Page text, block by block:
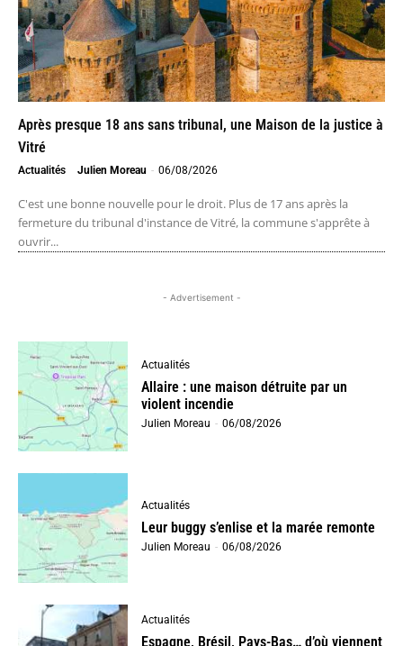
Après presque 18 ans sans tribunal, une Maison de la justice à
Vitré
Actualités Julien Moreau - 06/08/2026
C'est une bonne nouvelle pour le droit. Plus de 17 ans après la
fermeture du tribunal d'instance de Vitré, la commune s'apprête à
ouvrir...
- Advertisement -
Actualités
Allaire : une maison détruite par un
violent incendie
Julien Moreau - 06/08/2026
Actualités
Leur buggy s’enlise et la marée remonte
Julien Moreau - 06/08/2026
Actualités
Espagne, Brésil, Pays-Bas… d’où viennent